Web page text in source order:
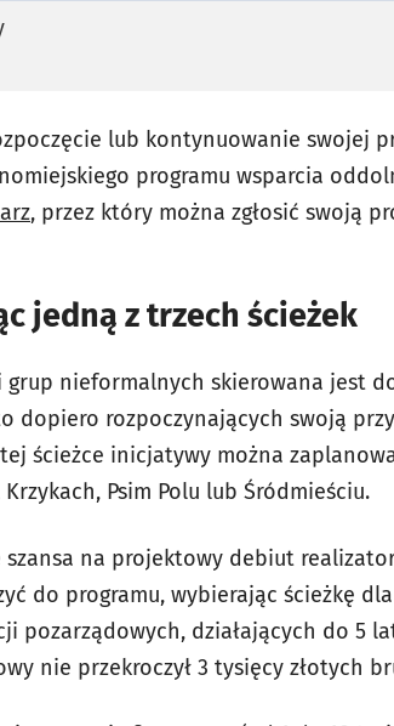
lub kontynuowanie swojej
programu wsparcia
, przez który można zgłosić swoją
jedną z trzech ścieżek
grup nieformalnych skierowana jest
dopiero rozpoczynających swoją
ścieżce inicjatywy można
Psim Polu lub Śródmieściu.
na projektowy debiut
do programu, wybierając ścieżkę
pozarządowych, działających do 5
nie przekroczył 3 tysięcy złotych